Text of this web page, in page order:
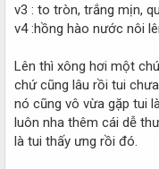
v3 : to tròn, trắng mịn,
v4 :hồng hào nước nôi
Lên thì xông hơi một
chứ cũng lâu rồi tui
nó cũng vô vừa gặp tui
luôn nha thêm cái dễ
là tui thấy ưng rồi đó.